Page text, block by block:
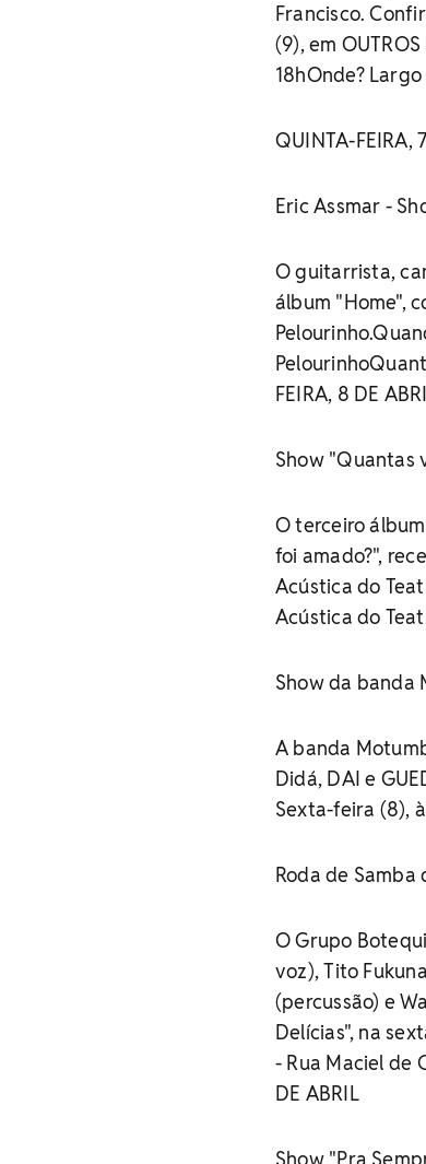
Francisco.
(9), em
18hOnde?
QUINTA-FEIRA,
Eric Assmar -
O guitarrista,
álbum "Home",
FEIRA, 8 DE
Show "Quantas
O terceiro
foi amado?",
Acústica do
Acústica do
Show da banda
A banda
Didá, DAI e
Sexta-feira (8),
Roda de
O Grupo
voz), Tito
(percussão) e
Delícias", na
- Rua Maciel de
DE ABRIL